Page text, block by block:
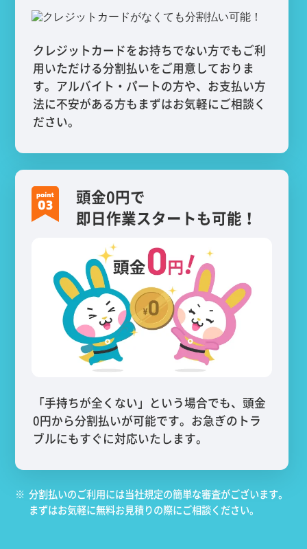
クレジットカードをお持ちでない方でもご利
用いただける分割払いをご用意しておりま
す。アルバイト・パートの方や、お支払い方
法に不安がある方もまずはお気軽にご相談く
ださい。
頭金0円で
即日作業スタートも可能！
「手持ちが全くない」という場合でも、頭金
0円から分割払いが可能です。お急ぎのトラ
ブルにもすぐに対応いたします。
※ 分割払いのご利用には当社規定の簡単な審査がございます。
まずはお気軽に無料お見積りの際にご相談ください。